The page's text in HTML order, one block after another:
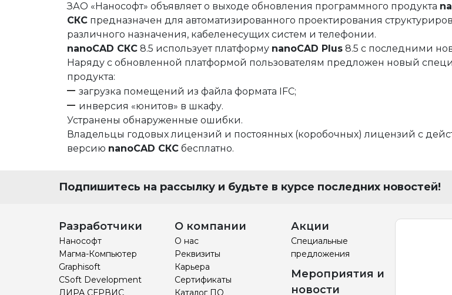
СПДС СПДС КМ СПДС, КЖИ, КЖ
Строительство и архитектура
ЕСКД Машиностроение
Инженерный анализЭлектротехнические решения
Системы контроля и автоматики
Инженерные изыскания
ДокументооборотЭлектронный архив
Визуализация
Нормативно-техническая документация
Другое Управление объектами недвижимости
Разработка радиоэлектронных устройств
Расчетное ПООблачные сервисы
Корпоративные системыСистемы контроля и автоматики
ЗАО «Нанософт» объявляет о выходе обновления программного продукта
СКС предназначен для автоматизированного проектирования
различного назначения, кабеленесущих систем и телефонии.
nanoCAD СКС 8.5 использует платформу nanoCAD Plus 8.5 с последними
Наряду с обновленной платформой пользователям предложен новый
продукта:
загрузка помещений из файла формата IFC;
инверсия «юнитов» в шкафу.
Устранены обнаруженные ошибки.
Владельцы годовых лицензий и постоянных (коробочных) лицензий с
версию nanoCAD СКС бесплатно.
Подпишитесь на рассылку и будьте в курсе последних новостей!
Разработчики
Нанософт
Магма-Компьютер
Graphisoft
CSoft Development
ЛИРА СЕРВИС
О компании
О нас
Реквизиты
Карьера
Сертификаты
Каталог ПО
Акции
Специальные
предложения
Мероприятия и
новости